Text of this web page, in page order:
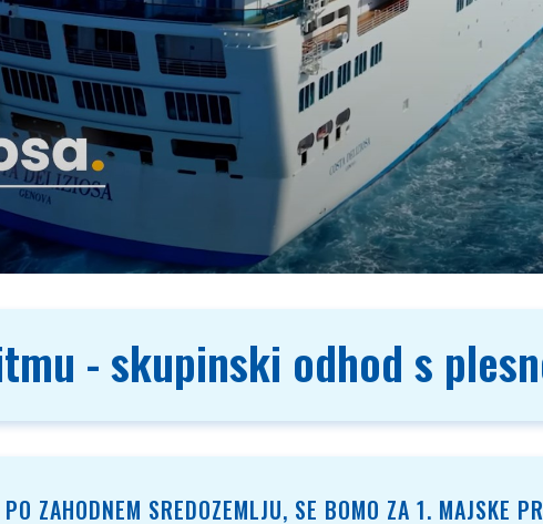
- skupinski odhod s
ZAHODNEM SREDOZEMLJU, SE BOMO ZA 1. MAJSKE